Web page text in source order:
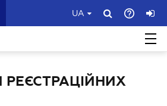
UA